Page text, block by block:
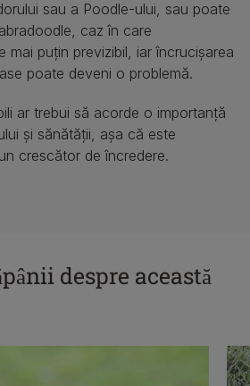
sau a Poodle-ului, sau poate
caz în care
mai puțin previzibil, iar încrucișarea
poate deveni o problemă.
ar trebui să acorde o importanță
și sănătății, așa că este
crescător de încredere.
despre această